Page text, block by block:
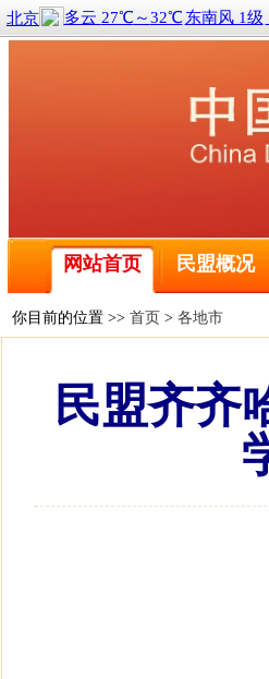
网站首页 民盟概况
喜报！2名黑龙江盟员荣
全球前2%顶尖科学家榜
民盟哈尔滨工业大学委员
民盟黑龙江省委会主委钱
民盟黑龙江省信息中心委
民盟中央关于开展“不忘合
民盟中央关于学习贯彻十
全球前2%顶尖科学家榜单
民盟中央关于学习贯彻十
民盟哈尔滨工业大学委员
民盟黑龙江省委会主委钱
民盟中央关于学习贯彻十
你目前的位置 >> 首页 > 各地市
民盟齐齐